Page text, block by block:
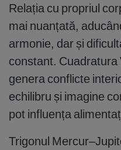
Relația cu propriul
mai nuanțată,
armonie, dar și
constant. Cuadratura
genera conflicte
echilibru și imagine
pot influența
Trigonul